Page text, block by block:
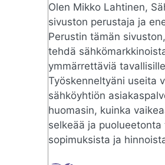
Olen Mikko Lahtinen,
sivuston perustaja ja
Perustin tämän
tehdä
ymmärrettäviä
Työskenneltyäni useita
sähköyhtiön
huomasin, kuinka
selkeää ja puolueetonta
sopimuksista ja